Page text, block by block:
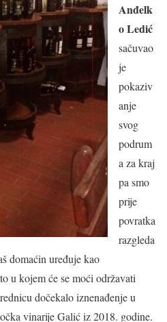
Anđelk
o Ledić
sačuvao
je
pokaziv
anje
svog
podrum
a za kraj
pa smo
prije
povratka
razgleda
domaćin uređuje kao
u kojem će se moći održavati
dočekalo iznenađenje u
vinarije Galić iz 2018. godine.